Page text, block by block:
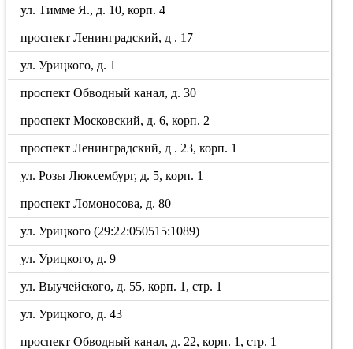
ул. Тимме Я., д. 10, корп. 4
проспект Ленинградский, д . 17
ул. Урицкого, д. 1
проспект Обводный канал, д. 30
проспект Московский, д. 6, корп. 2
проспект Ленинградский, д . 23, корп. 1
ул. Розы Люксембург, д. 5, корп. 1
проспект Ломоносова, д. 80
ул. Урицкого (29:22:050515:1089)
ул. Урицкого, д. 9
ул. Выучейского, д. 55, корп. 1, стр. 1
ул. Урицкого, д. 43
проспект Обводный канал, д. 22, корп. 1, стр. 1